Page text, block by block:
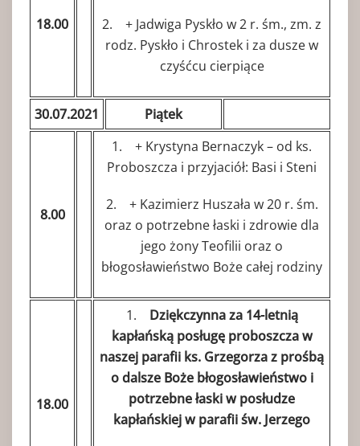
18.00
2. + Jadwiga Pyskło w 2 r. śm., zm. z
rodz. Pyskło i Chrostek i za dusze w
czyśćcu cierpiące
30.07.2021 Piątek
8.00
1. + Krystyna Bernaczyk – od ks.
Proboszcza i przyjaciół: Basi i Steni
2. + Kazimierz Huszała w 20 r. śm.
oraz o potrzebne łaski i zdrowie dla
jego żony Teofilii oraz o
błogosławieństwo Boże całej rodziny
18.00
1. Dziękczynna za 14-letnią
kapłańską posługę proboszcza w
naszej parafii ks. Grzegorza z prośbą
o dalsze Boże błogosławieństwo i
potrzebne łaski w posłudze
kapłańskiej w parafii św. Jerzego